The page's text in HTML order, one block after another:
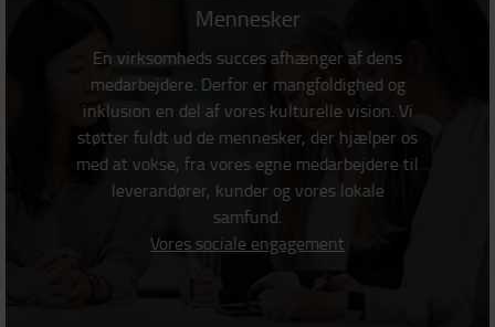
Mennesker
En virksomheds succes afhænger af dens
medarbejdere. Derfor er mangfoldighed og
inklusion en del af vores kulturelle vision. Vi
støtter fuldt ud de mennesker, der hjælper os
med at vokse, fra vores egne medarbejdere til
leverandører, kunder og vores lokale
samfund.
Vores sociale engagement